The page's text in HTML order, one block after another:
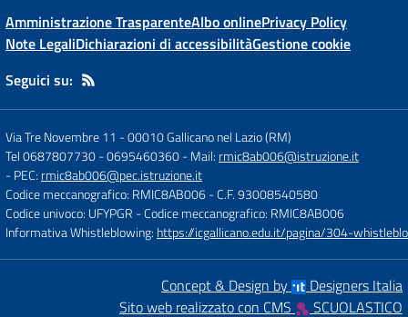
Amministrazione TrasparenteAlbo onlinePrivacy Policy
Note LegaliDichiarazioni di accessibilitàGestione cookie
Seguici su:
Via Tre Novembre 11 -00010 Gallicano nel Lazio (RM)
Tel 0687807730 - 0695460360- Mail: rmic8ab006@istruzione.it
- PEC: rmic8ab006@pec.istruzione.it
Codice meccanografico: RMIC8AB006- C.F. 93008540580
Codice univoco: UFYPGR - Codice meccanografico: RMIC8AB006
Informativa Whistleblowing: https://icgallicano.edu.it/pagina/304-
Concept & Design by
Designers Italia
Sito web realizzato con CMS
SCUOLASTICO